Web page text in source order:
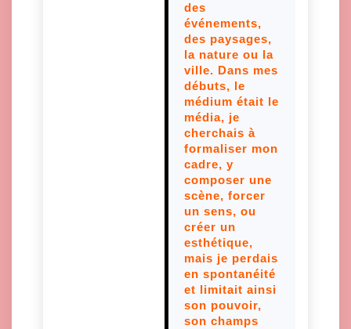
des
événements,
des paysages,
la nature ou la
ville. Dans mes
débuts, le
médium était le
média, je
cherchais à
formaliser mon
cadre, y
composer une
scène, forcer
un sens, ou
créer un
esthétique,
mais je perdais
en spontanéité
et limitait ainsi
son pouvoir,
son champs